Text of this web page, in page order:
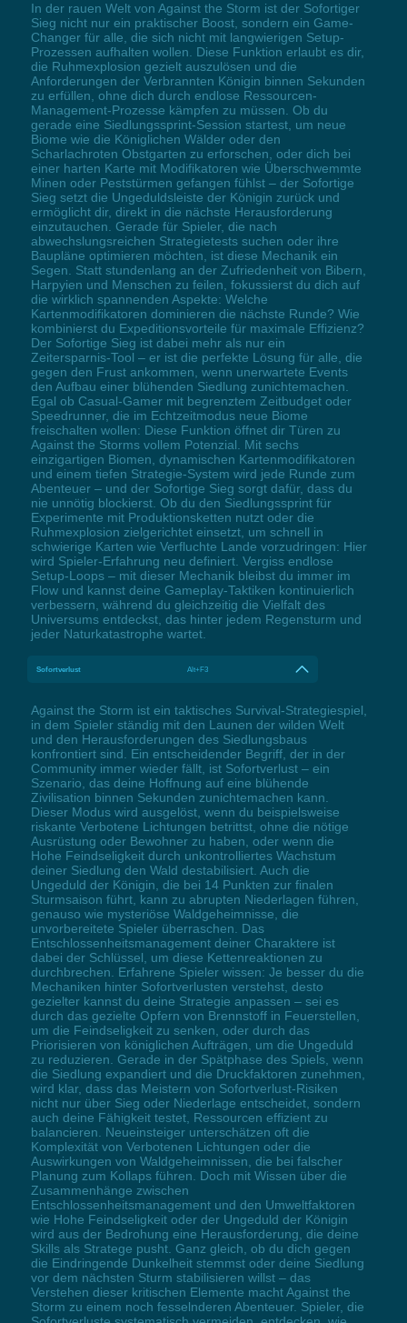
In der rauen Welt von Against the Storm ist der Sofortiger
Sieg nicht nur ein praktischer Boost, sondern ein Game-
Changer für alle, die sich nicht mit langwierigen Setup-
Prozessen aufhalten wollen. Diese Funktion erlaubt es dir,
die Ruhmexplosion gezielt auszulösen und die
Anforderungen der Verbrannten Königin binnen Sekunden
zu erfüllen, ohne dich durch endlose Ressourcen-
Management-Prozesse kämpfen zu müssen. Ob du
gerade eine Siedlungssprint-Session startest, um neue
Biome wie die Königlichen Wälder oder den
Scharlachroten Obstgarten zu erforschen, oder dich bei
einer harten Karte mit Modifikatoren wie Überschwemmte
Minen oder Peststürmen gefangen fühlst – der Sofortige
Sieg setzt die Ungeduldsleiste der Königin zurück und
ermöglicht dir, direkt in die nächste Herausforderung
einzutauchen. Gerade für Spieler, die nach
abwechslungsreichen Strategietests suchen oder ihre
Baupläne optimieren möchten, ist diese Mechanik ein
Segen. Statt stundenlang an der Zufriedenheit von Bibern,
Harpyien und Menschen zu feilen, fokussierst du dich auf
die wirklich spannenden Aspekte: Welche
Kartenmodifikatoren dominieren die nächste Runde? Wie
kombinierst du Expeditionsvorteile für maximale Effizienz?
Der Sofortige Sieg ist dabei mehr als nur ein
Zeitersparnis-Tool – er ist die perfekte Lösung für alle, die
gegen den Frust ankommen, wenn unerwartete Events
den Aufbau einer blühenden Siedlung zunichtemachen.
Egal ob Casual-Gamer mit begrenztem Zeitbudget oder
Speedrunner, die im Echtzeitmodus neue Biome
freischalten wollen: Diese Funktion öffnet dir Türen zu
Against the Storms vollem Potenzial. Mit sechs
einzigartigen Biomen, dynamischen Kartenmodifikatoren
und einem tiefen Strategie-System wird jede Runde zum
Abenteuer – und der Sofortige Sieg sorgt dafür, dass du
nie unnötig blockierst. Ob du den Siedlungssprint für
Experimente mit Produktionsketten nutzt oder die
Ruhmexplosion zielgerichtet einsetzt, um schnell in
schwierige Karten wie Verfluchte Lande vorzudringen: Hier
wird Spieler-Erfahrung neu definiert. Vergiss endlose
Setup-Loops – mit dieser Mechanik bleibst du immer im
Flow und kannst deine Gameplay-Taktiken kontinuierlich
verbessern, während du gleichzeitig die Vielfalt des
Universums entdeckst, das hinter jedem Regensturm und
jeder Naturkatastrophe wartet.
Sofortverlust Alt+F3
Against the Storm ist ein taktisches Survival-Strategiespiel,
in dem Spieler ständig mit den Launen der wilden Welt
und den Herausforderungen des Siedlungsbaus
konfrontiert sind. Ein entscheidender Begriff, der in der
Community immer wieder fällt, ist Sofortverlust – ein
Szenario, das deine Hoffnung auf eine blühende
Zivilisation binnen Sekunden zunichtemachen kann.
Dieser Modus wird ausgelöst, wenn du beispielsweise
riskante Verbotene Lichtungen betrittst, ohne die nötige
Ausrüstung oder Bewohner zu haben, oder wenn die
Hohe Feindseligkeit durch unkontrolliertes Wachstum
deiner Siedlung den Wald destabilisiert. Auch die
Ungeduld der Königin, die bei 14 Punkten zur finalen
Sturmsaison führt, kann zu abrupten Niederlagen führen,
genauso wie mysteriöse Waldgeheimnisse, die
unvorbereitete Spieler überraschen. Das
Entschlossenheitsmanagement deiner Charaktere ist
dabei der Schlüssel, um diese Kettenreaktionen zu
durchbrechen. Erfahrene Spieler wissen: Je besser du die
Mechaniken hinter Sofortverlusten verstehst, desto
gezielter kannst du deine Strategie anpassen – sei es
durch das gezielte Opfern von Brennstoff in Feuerstellen,
um die Feindseligkeit zu senken, oder durch das
Priorisieren von königlichen Aufträgen, um die Ungeduld
zu reduzieren. Gerade in der Spätphase des Spiels, wenn
die Siedlung expandiert und die Druckfaktoren zunehmen,
wird klar, dass das Meistern von Sofortverlust-Risiken
nicht nur über Sieg oder Niederlage entscheidet, sondern
auch deine Fähigkeit testet, Ressourcen effizient zu
balancieren. Neueinsteiger unterschätzen oft die
Komplexität von Verbotenen Lichtungen oder die
Auswirkungen von Waldgeheimnissen, die bei falscher
Planung zum Kollaps führen. Doch mit Wissen über die
Zusammenhänge zwischen
Entschlossenheitsmanagement und den Umweltfaktoren
wie Hohe Feindseligkeit oder der Ungeduld der Königin
wird aus der Bedrohung eine Herausforderung, die deine
Skills als Stratege pusht. Ganz gleich, ob du dich gegen
die Eindringende Dunkelheit stemmst oder deine Siedlung
vor dem nächsten Sturm stabilisieren willst – das
Verstehen dieser kritischen Elemente macht Against the
Storm zu einem noch fesselnderen Abenteuer. Spieler, die